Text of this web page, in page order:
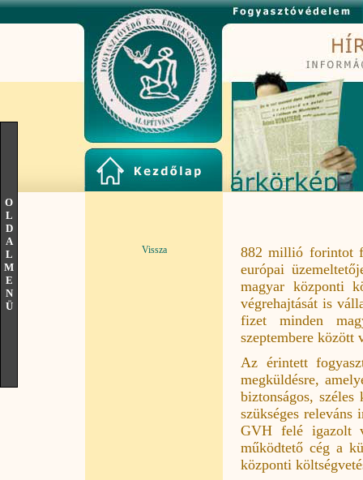
O
L
D
A
L
M
E
N
Ü
Vissza
882 millió forintot
európai
magyar központi
végrehajtását is
fizet minden
szeptembere között
Az érintett
megküldésre,
biztonságos,
szükséges
GVH felé igazolt
működtető cég a
központi